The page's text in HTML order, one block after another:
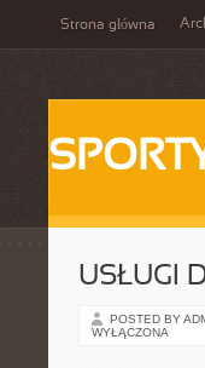
Strona główna
USŁUGI
POSTED BY
WYŁĄCZONA